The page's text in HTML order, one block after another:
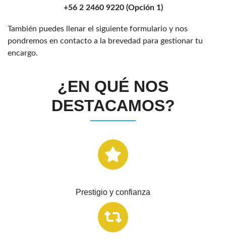
+56 2 2460 9220 (Opción 1)
También puedes llenar el siguiente formulario y nos
pondremos en contacto a la brevedad para gestionar tu
encargo.
¿EN QUÉ NOS
DESTACAMOS?
Prestigio y confianza